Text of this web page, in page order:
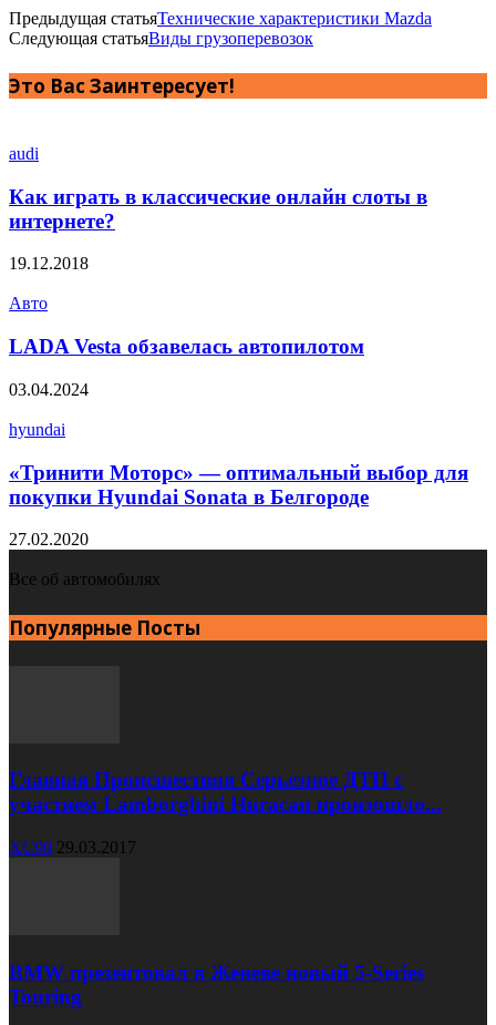
Предыдущая статьяТехнические характеристики Mazda
Следующая статьяВиды грузоперевозок
Это Вас Заинтересует!
audi
Как играть в классические онлайн слоты в
интернете?
19.12.2018
Авто
LADA Vesta обзавелась автопилотом
03.04.2024
hyundai
«Тринити Моторс» — оптимальный выбор для
покупки Hyundai Sonata в Белгороде
27.02.2020
Все об автомобилях
Популярные Посты
Главная Происшествия Серьезное ДТП с
участием Lamborghini Huracan произошло...
XC90 29.03.2017
BMW презентовал в Женеве новый 5-Series
Touring